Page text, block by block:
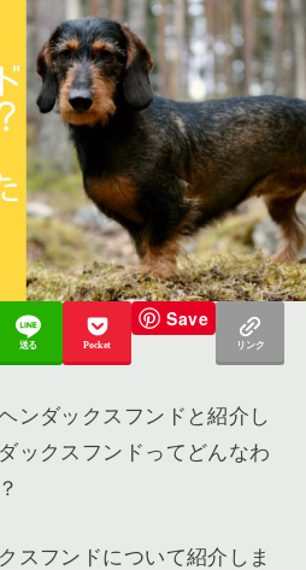
送る Pocket
Save
リンク
ンダックスフンドと紹介し
ックスフンドってどんなわ
スフンドについて紹介しま